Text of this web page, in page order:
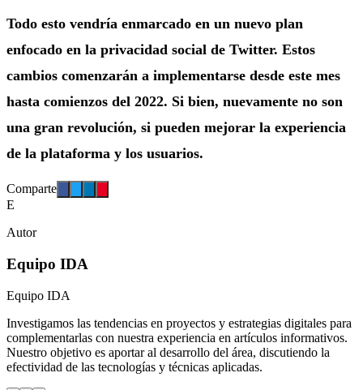
Todo esto vendría enmarcado en un nuevo plan
enfocado en la privacidad social de Twitter. Estos
cambios comenzarán a implementarse desde este mes
hasta comienzos del 2022. Si bien, nuevamente no son
una gran revolución, si pueden mejorar la experiencia
de la plataforma y los usuarios.
Comparte
E
Autor
Equipo IDA
Equipo IDA
Investigamos las tendencias en proyectos y estrategias digitales para
complementarlas con nuestra experiencia en artículos informativos.
Nuestro objetivo es aportar al desarrollo del área, discutiendo la
efectividad de las tecnologías y técnicas aplicadas.